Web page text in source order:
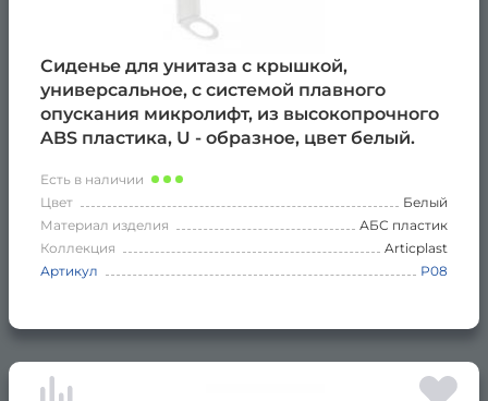
Сиденье для унитаза с крышкой,
универсальное, с системой плавного
опускания микролифт, из высокопрочного
ABS пластика, U - образное, цвет белый.
Есть в наличии
Цвет
Белый
Материал изделия
АБС пластик
Коллекция
Articplast
Артикул
Р08